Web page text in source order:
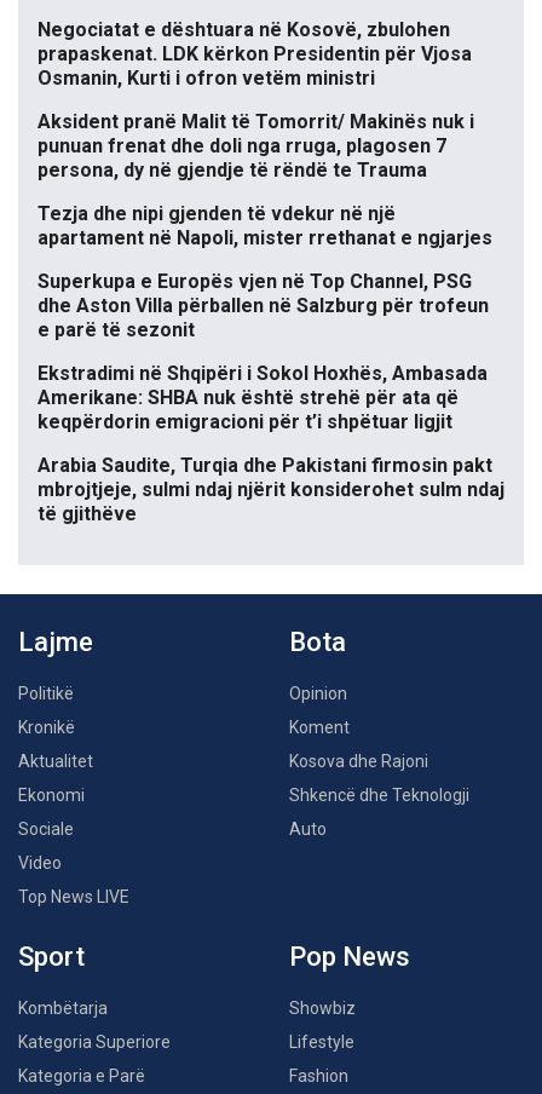
Negociatat e dështuara në Kosovë, zbulohen
prapaskenat. LDK kërkon Presidentin për Vjosa
Osmanin, Kurti i ofron vetëm ministri
Aksident pranë Malit të Tomorrit/ Makinës nuk i
punuan frenat dhe doli nga rruga, plagosen 7
persona, dy në gjendje të rëndë te Trauma
Tezja dhe nipi gjenden të vdekur në një
apartament në Napoli, mister rrethanat e ngjarjes
Superkupa e Europës vjen në Top Channel, PSG
dhe Aston Villa përballen në Salzburg për trofeun
e parë të sezonit
Ekstradimi në Shqipëri i Sokol Hoxhës, Ambasada
Amerikane: SHBA nuk është strehë për ata që
keqpërdorin emigracioni për t’i shpëtuar ligjit
Arabia Saudite, Turqia dhe Pakistani firmosin pakt
mbrojtjeje, sulmi ndaj njërit konsiderohet sulm ndaj
të gjithëve
Lajme
Politikë
Kronikë
Aktualitet
Ekonomi
Sociale
Video
Top News LIVE
Bota
Opinion
Koment
Kosova dhe Rajoni
Shkencë dhe Teknologji
Auto
Sport
Kombëtarja
Kategoria Superiore
Kategoria e Parë
Pop News
Showbiz
Lifestyle
Fashion